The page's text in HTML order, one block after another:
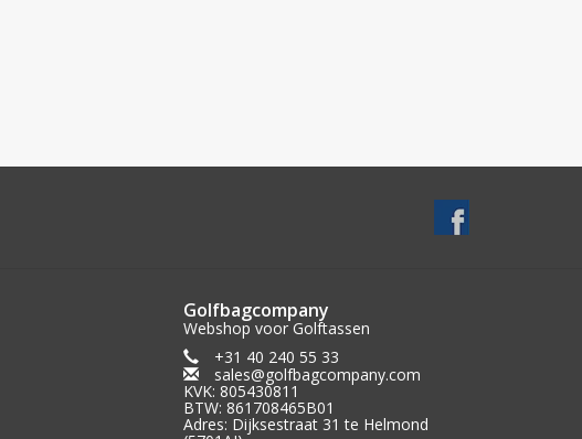
Golfbagcompany
Webshop voor Golftassen
+31 40 240 55 33
sales@golfbagcompany.com
KVK: 805430811
BTW: 861708465B01
Adres: Dijksestraat 31 te Helmond